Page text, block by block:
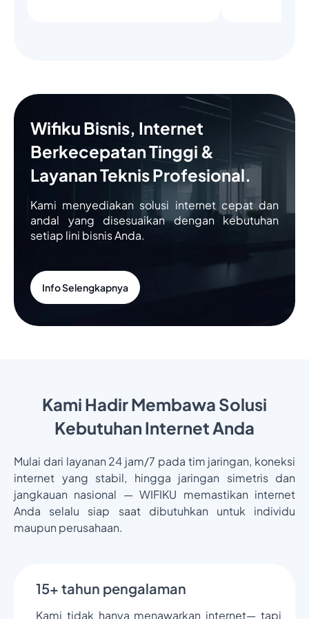
Wifiku Bisnis, Internet
Berkecepatan Tinggi &
Layanan Teknis Profesional.
Kami menyediakan solusi internet cepat dan
andal yang disesuaikan dengan kebutuhan
setiap lini bisnis Anda.
Info Selengkapnya
Kami Hadir Membawa Solusi
Kebutuhan Internet Anda
Mulai dari layanan 24 jam/7 pada tim jaringan, koneksi
internet yang stabil, hingga jaringan simetris dan
jangkauan nasional — WIFIKU memastikan internet
Anda selalu siap saat dibutuhkan untuk individu
maupun perusahaan.
15+ tahun pengalaman
Kami tidak hanya menawarkan internet— tapi